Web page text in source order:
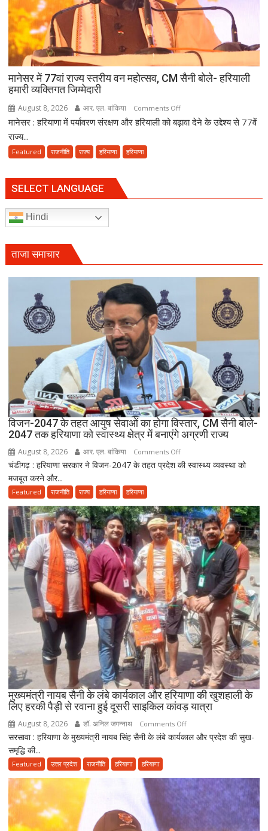
हरकी
रवाना
दूसरी
मानेसर में 77वां राज्य स्तरीय वन महोत्सव, CM सैनी बोले- हरियाली
हमारी व्यक्तिगत जिम्मेदारी
August 8, 2026 आर. एल. बांकिया Comments Offon
मानेसर
महोत्सव,
हमारी
व्यक्तिगत
मानेसर : हरियाणा में पर्यावरण संरक्षण और हरियाली को बढ़ावा देने के उद्देश्य से 77वें
राज्य...
Featured राजनीति राज्य हरियाणा हरियाणा
SELECT LANGUAGE
Hindi
ताजा समाचार
विजन-2047 के तहत आयुष सेवाओं का होगा विस्तार, CM सैनी बोले-
2047 तक हरियाणा को स्वास्थ्य क्षेत्र में बनाएंगे अग्रणी राज्य
August 8, 2026 आर. एल. बांकिया Comments Offon
विजन-2047
सेवाओं
का
होगा
विस्तार,
CM
सैनी
बोले-
2047
तक
हरियाणा
को
स्वास्थ्य
क्षेत्र
में
बनाएंगे
अग्रणी
राज्य
चंडीगढ़ : हरियाणा सरकार ने विजन-2047 के तहत प्रदेश की स्वास्थ्य व्यवस्था को
मजबूत करने और...
Featured राजनीति राज्य हरियाणा हरियाणा
मुख्यमंत्री नायब सैनी के लंबे कार्यकाल और हरियाणा की खुशहाली के
लिए हरकी पैड़ी से रवाना हुई दूसरी साइकिल कांवड़ यात्रा
August 8, 2026 डॉ. अनिल जगन्नाथ Comments Offon
मुख्यमंत्री
के
लंबे
कार्यकाल
और
हरियाणा
सरसावा : हरियाणा के मुख्यमंत्री नायब सिंह सैनी के लंबे कार्यकाल और प्रदेश की सुख-
समृद्धि की...
Featured उत्तर प्रदेश राजनीति हरियाणा हरियाणा